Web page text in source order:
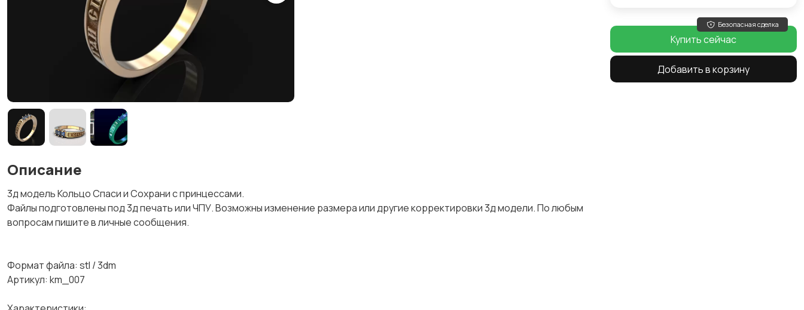
Описание
3д модель Кольцо Спаси и Сохрани с принцессами.
Файлы подготовлены под 3д печать или ЧПУ. Возможны изменение размера или другие корректировки 3д модели. По любым
вопросам пишите в личные сообщения.
Формат файла: stl / 3dm
Артикул: km_007
Безопасная сделка
Купить сейчас
Добавить в корзину